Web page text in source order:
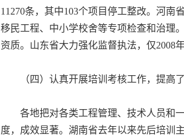
11270条，其中103个项目停工整改。河
移民工程、中小学校舍等专项检查和治理
资质。山东省大力强化监督执法，仅2008
（四）认真开展培训考核工作，提高
各地把对各类工程管理、技术人员和一
度，成效显著。湖南省去年以来先后培训